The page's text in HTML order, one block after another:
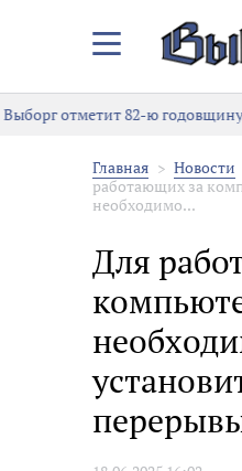
Закрыть/
меню
Выборг отметит 82-ю
Главная Новости
работающих за
необходимо...
Для